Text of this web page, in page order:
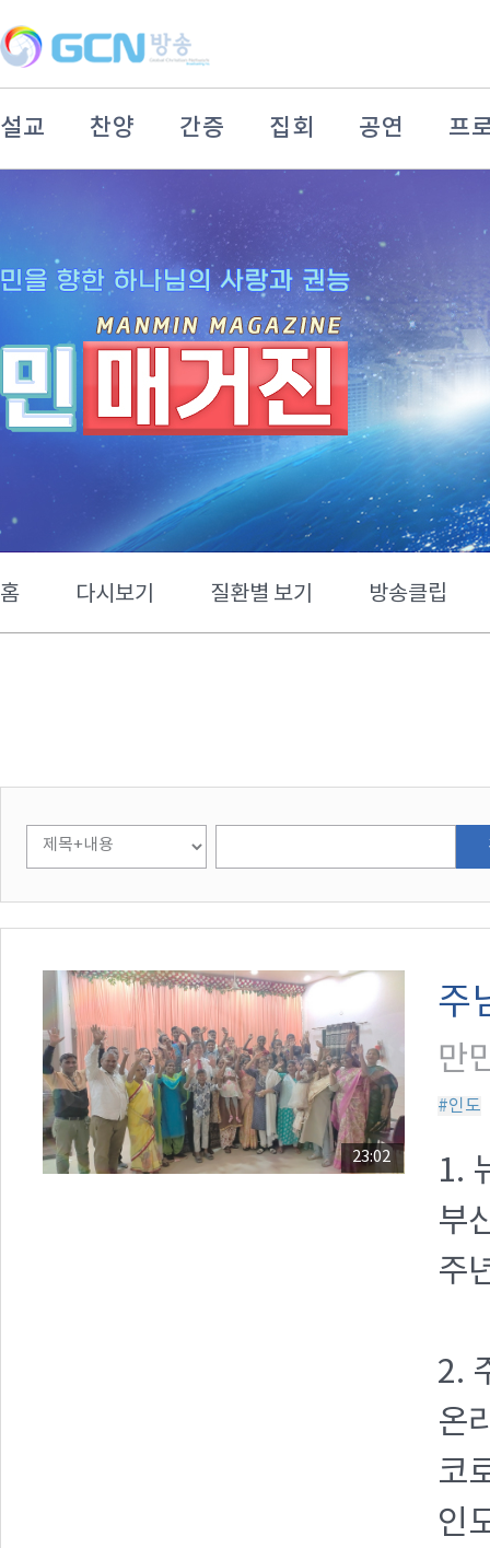
설교 찬양 간증 집회 공연 프
홈 다시보기 질환별 보기 방송클립
23:02
주
만
#인도
1.
부
주
2.
온
코
인